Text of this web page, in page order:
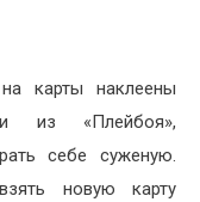
карты наклеены
из «Плейбоя»,
себе суженую.
новую карту